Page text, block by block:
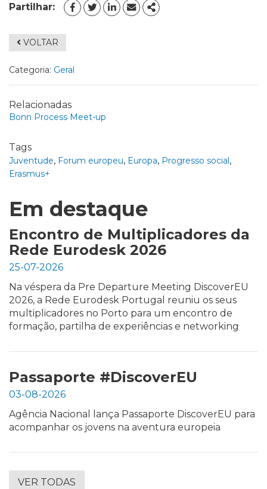
Partilhar:
FACEBOOK
TWITTERLINKEDIN
EMAILSHARE
VOLTAR
Categoria: Geral
Relacionadas
Bonn Process Meet-up
Tags
Juventude, Forum europeu, Europa, Progresso social,
Erasmus+
Em destaque
Encontro de Multiplicadores da
Rede Eurodesk 2026
25-07-2026
Na véspera da Pre Departure Meeting DiscoverEU
2026, a Rede Eurodesk Portugal reuniu os seus
multiplicadores no Porto para um encontro de
formação, partilha de experiências e networking
Passaporte #DiscoverEU
03-08-2026
Agência Nacional lança Passaporte DiscoverEU para
acompanhar os jovens na aventura europeia
VER TODAS